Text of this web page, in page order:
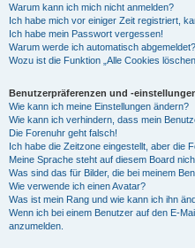
Warum kann ich mich nicht anmelden?
Ich habe mich vor einiger Zeit registriert,
Ich habe mein Passwort vergessen!
Warum werde ich automatisch abgemeldet?
Wozu ist die Funktion „Alle Cookies
Benutzerpräferenzen und -
Wie kann ich meine Einstellungen ändern?
Wie kann ich verhindern, dass mein
Die Forenuhr geht falsch!
Ich habe die Zeitzone eingestellt, aber die
Meine Sprache steht auf diesem Board
Was sind das für Bilder, die bei meinem
Wie verwende ich einen Avatar?
Was ist mein Rang und wie kann ich ihn
Wenn ich bei einem Benutzer auf den E-
anzumelden.